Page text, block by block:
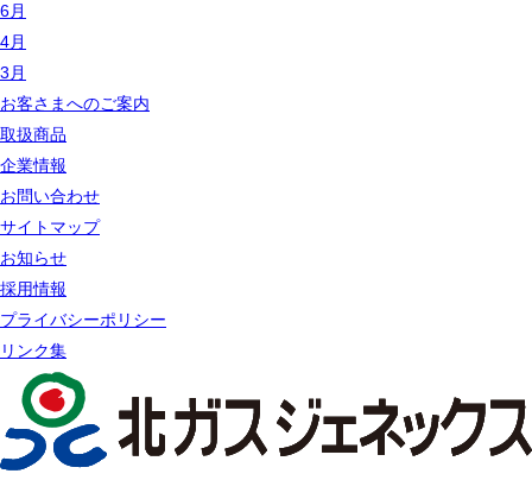
6月
4月
3月
お客さまへのご案内
取扱商品
企業情報
お問い合わせ
サイトマップ
お知らせ
採用情報
プライバシーポリシー
リンク集